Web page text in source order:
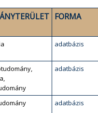
FORMA
adatbázis
adatbázis
adatbázis